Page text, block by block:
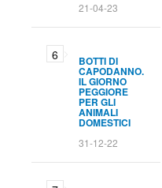
21-04-23
BOTTI DI
CAPODANNO.
IL GIORNO
PEGGIORE
PER GLI
ANIMALI
DOMESTICI
31-12-22